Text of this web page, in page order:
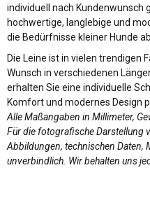
individuell nach Kundenwunsch
hochwertige, langlebige und
die Bedürfnisse kleiner Hunde
Die Leine ist in vielen trendigen
Wunsch in verschiedenen
erhalten Sie eine individuelle
Komfort und modernes Design
Alle Maßangaben in Millimeter,
Für die fotografische Darstellung
Abbildungen, technischen Daten,
unverbindlich. Wir behalten uns